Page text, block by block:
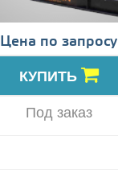
Цена по запросу
КУПИТЬ
Под заказ